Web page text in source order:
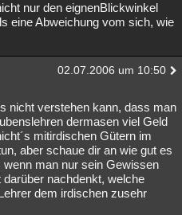
nur den eignenBlickwinkel
eine Abweichung vom sich, wie
02.07.2006 um 10:50
nicht verstehen kann, dass man
dermasen viel Geld
mitirdischen Gütern im
aber schaue dir an wie gut es
man nur sein Gewissen
nachdenkt, welche
dem irdischen zusehr